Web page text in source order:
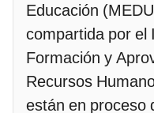
Educación
compartida por el
Formación y
Recursos
están en proceso